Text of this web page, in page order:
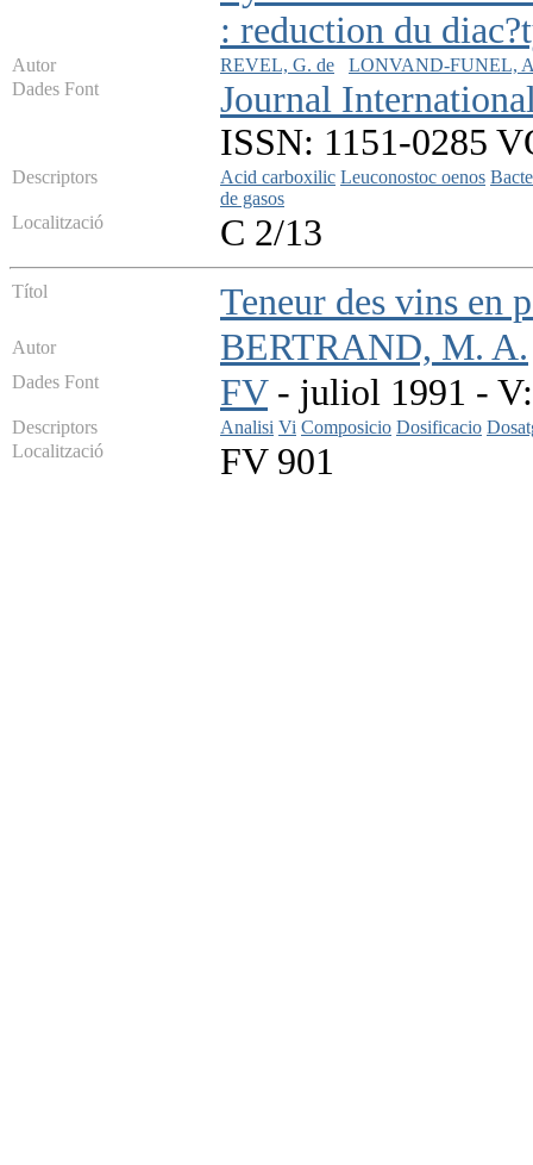
: reduction du
Autor REVEL, G. de
LONVAND-FUNEL,
Dades Font
Journal
ISSN: 1151-0285
Descriptors Acid carboxilic Leuconostoc oenos
de gasos
Localització
C 2/13
Títol Teneur des vins en
Autor BERTRAND, M. A.
Dades Font FV- juliol 1991 -
Descriptors Analisi Vi Composicio Dosificacio
Localització
FV 901